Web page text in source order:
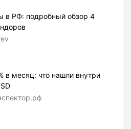
в РФ: подробный обзор 4
в месяц: что нашли внутри